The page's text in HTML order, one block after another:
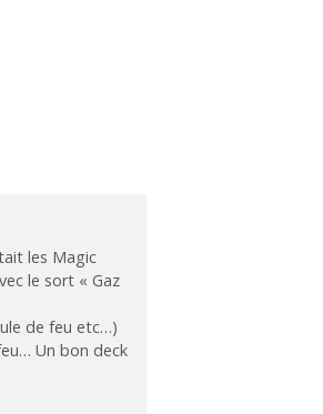
les Magic
le sort « Gaz
de feu etc…)
Un bon deck